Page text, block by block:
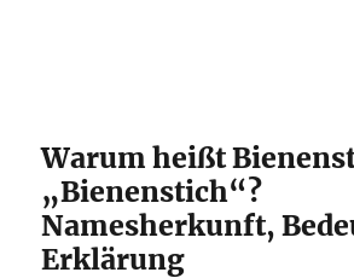
Warum heißt
„Bienenstich“?
Namesherkunft,
Erklärung